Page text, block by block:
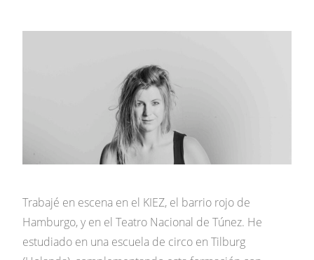
Trabajé en escena en el KIEZ, el barrio rojo de
Hamburgo, y en el Teatro Nacional de Túnez. He
estudiado en una escuela de circo en Tilburg